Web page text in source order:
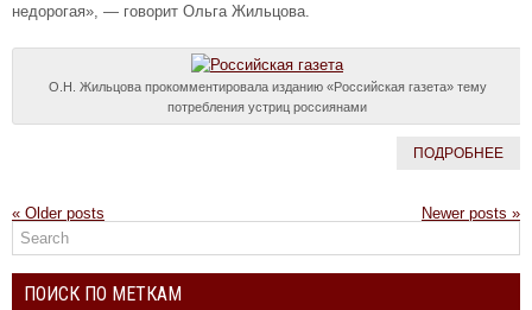
недорогая», — говорит Ольга Жильцова.
О.Н. Жильцова прокомментировала изданию «Российская газета» тему
потребления устриц россиянами
ПОДРОБНЕЕ
« Older posts Newer posts »
ПОИСК ПО МЕТКАМ